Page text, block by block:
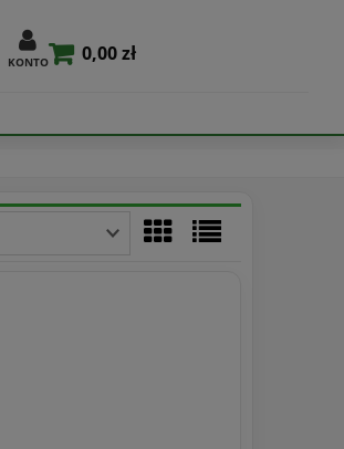
KONTO 0,00 zł